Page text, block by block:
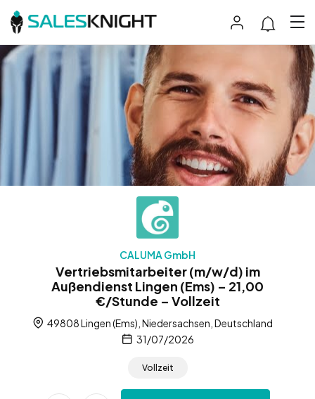
CALUMA GmbH
Vertriebsmitarbeiter (m/w/d) im
Außendienst Lingen (Ems) – 21,00
€/Stunde – Vollzeit
49808 Lingen (Ems), Niedersachsen, Deutschland
31/07/2026
Vollzeit